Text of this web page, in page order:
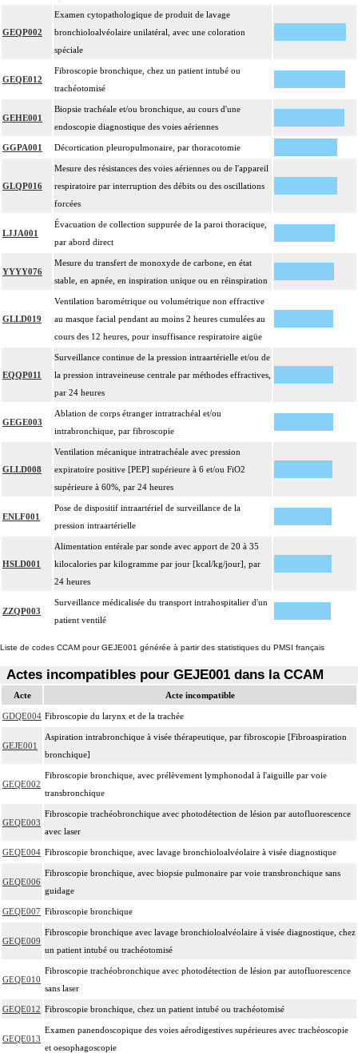
GEQP002
Examen cytopathologique de produit de lavage
bronchioloalvéolaire unilatéral, avec une coloration
spéciale
GEQE012
Fibroscopie bronchique, chez un patient intubé ou
trachéotomisé
GEHE001
Biopsie trachéale et/ou bronchique, au cours d'une
endoscopie diagnostique des voies aériennes
GGPA001 Décortication pleuropulmonaire, par thoracotomie
GLQP016
Mesure des résistances des voies aériennes ou de l'appareil
respiratoire par interruption des débits ou des oscillations
forcées
LJJA001
Évacuation de collection suppurée de la paroi thoracique,
par abord direct
YYYY076
Mesure du transfert de monoxyde de carbone, en état
stable, en apnée, en inspiration unique ou en réinspiration
GLLD019
Ventilation barométrique ou volumétrique non effractive
au masque facial pendant au moins 2 heures cumulées au
cours des 12 heures, pour insuffisance respiratoire aigüe
EQQP011
Surveillance continue de la pression intraartérielle et/ou de
la pression intraveineuse centrale par méthodes effractives,
par 24 heures
GEGE003
Ablation de corps étranger intratrachéal et/ou
intrabronchique, par fibroscopie
GLLD008
Ventilation mécanique intratrachéale avec pression
expiratoire positive [PEP] supérieure à 6 et/ou FiO2
supérieure à 60%, par 24 heures
ENLF001
Pose de dispositif intraartériel de surveillance de la
pression intraartérielle
HSLD001
Alimentation entérale par sonde avec apport de 20 à 35
kilocalories par kilogramme par jour [kcal/kg/jour], par
24 heures
ZZQP003
Surveillance médicalisée du transport intrahospitalier d'un
patient ventilé
Liste de codes CCAM pour GEJE001 générée à partir des statistiques du PMSI français
Actes incompatibles pour GEJE001 dans la CCAM
Acte Acte incompatible
GDQE004 Fibroscopie du larynx et de la trachée
GEJE001
Aspiration intrabronchique à visée thérapeutique, par fibroscopie [Fibroaspiration
bronchique]
GEQE002
Fibroscopie bronchique, avec prélèvement lymphonodal à l'aiguille par voie
transbronchique
GEQE003
Fibroscopie trachéobronchique avec photodétection de lésion par autofluorescence
avec laser
GEQE004 Fibroscopie bronchique, avec lavage bronchioloalvéolaire à visée diagnostique
GEQE006
Fibroscopie bronchique, avec biopsie pulmonaire par voie transbronchique sans
guidage
GEQE007 Fibroscopie bronchique
GEQE009
Fibroscopie bronchique avec lavage bronchioloalvéolaire à visée diagnostique, chez
un patient intubé ou trachéotomisé
GEQE010
Fibroscopie trachéobronchique avec photodétection de lésion par autofluorescence
sans laser
GEQE012 Fibroscopie bronchique, chez un patient intubé ou trachéotomisé
GEQE013
Examen panendoscopique des voies aérodigestives supérieures avec trachéoscopie
et oesophagoscopie